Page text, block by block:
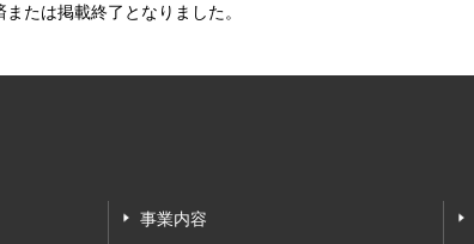
たは掲載終了となりました。
事業内容